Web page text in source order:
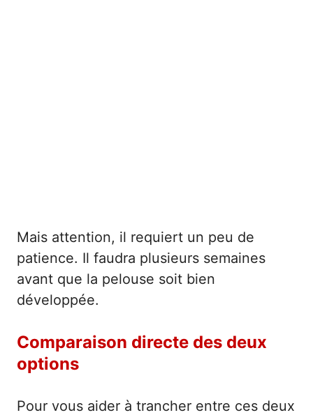
Mais attention, il requiert un peu de
patience. Il faudra plusieurs semaines
avant que la pelouse soit bien
développée.
Comparaison directe des deux
options
Pour vous aider à trancher entre ces deux